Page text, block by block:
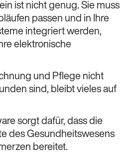
ist nicht genug. Sie muss
passen und in Ihre
integriert werden,
elektronische
und Pflege nicht
sind, bleibt vieles auf
sorgt dafür, dass die
des Gesundheitswesens
bereitet.